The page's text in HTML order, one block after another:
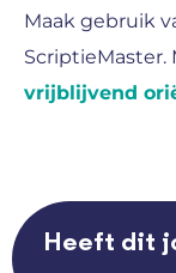
Maak gebruik
ScriptieMaster.
vrijblijvend
Heeft dit